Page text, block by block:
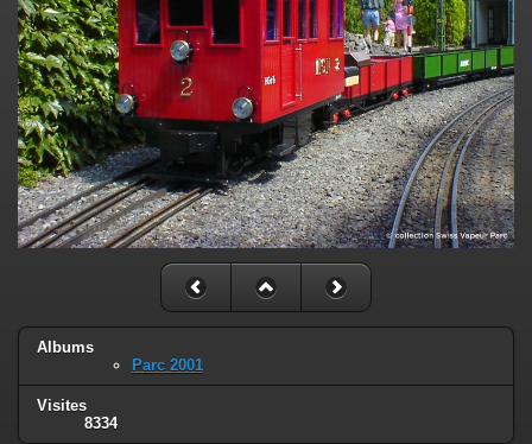
Albums
Parc 2001
Visites
8334